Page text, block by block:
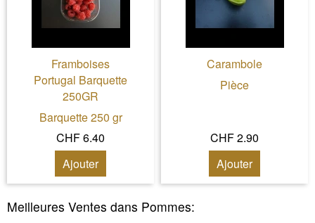
Framboises
Portugal Barquette
250GR
Barquette 250 gr
CHF 6.40
Ajouter
Carambole
Pièce
CHF 2.90
Ajouter
Meilleures Ventes dans Pommes: